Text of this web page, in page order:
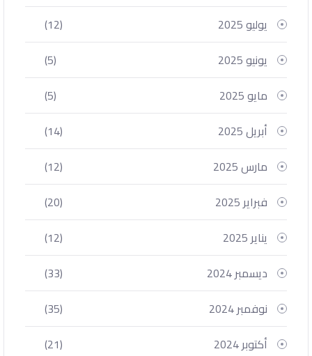
يوليو 2025
(12)
يونيو 2025
(5)
مايو 2025
(5)
أبريل 2025
(14)
مارس 2025
(12)
فبراير 2025
(20)
يناير 2025
(12)
ديسمبر 2024
(33)
نوفمبر 2024
(35)
أكتوبر 2024
(21)